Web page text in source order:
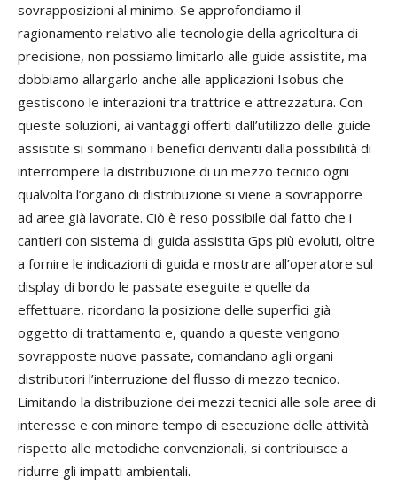
sovrapposizioni al minimo. Se approfondiamo il
ragionamento relativo alle tecnologie della agricoltura di
precisione, non possiamo limitarlo alle guide assistite, ma
dobbiamo allargarlo anche alle applicazioni Isobus che
gestiscono le interazioni tra trattrice e attrezzatura. Con
queste soluzioni, ai vantaggi offerti dall’utilizzo delle guide
assistite si sommano i benefici derivanti dalla possibilità di
interrompere la distribuzione di un mezzo tecnico ogni
qualvolta l’organo di distribuzione si viene a sovrapporre
ad aree già lavorate. Ciò è reso possibile dal fatto che i
cantieri con sistema di guida assistita Gps più evoluti, oltre
a fornire le indicazioni di guida e mostrare all’operatore sul
display di bordo le passate eseguite e quelle da
effettuare, ricordano la posizione delle superfici già
oggetto di trattamento e, quando a queste vengono
sovrapposte nuove passate, comandano agli organi
distributori l’interruzione del flusso di mezzo tecnico.
Limitando la distribuzione dei mezzi tecnici alle sole aree di
interesse e con minore tempo di esecuzione delle attività
rispetto alle metodiche convenzionali, si contribuisce a
ridurre gli impatti ambientali.